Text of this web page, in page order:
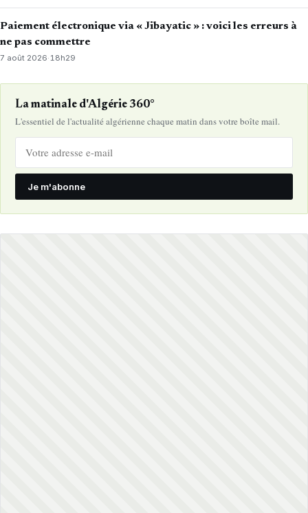
Paiement électronique via « Jibayatic » : voici les erreurs à
ne pas commettre
7 août 2026·18h29
La matinale d'Algérie 360°
L'essentiel de l'actualité algérienne chaque matin dans votre boîte mail.
Je m'abonne